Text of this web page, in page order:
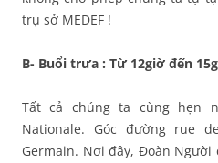
trụ sở MEDEF !
B- Buổi trưa : Từ 12giờ đến
Tất cả chúng ta cùng hẹn
Nationale. Góc đường rue
Germain. Nơi đây, Đoàn Người